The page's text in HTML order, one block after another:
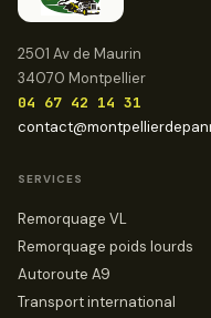
2501 Av de Maurin
34070 Montpellier
04 67 42 14 31
SERVICES
Remorquage VL
Remorquage poids lourds
Autoroute A9
Transport international